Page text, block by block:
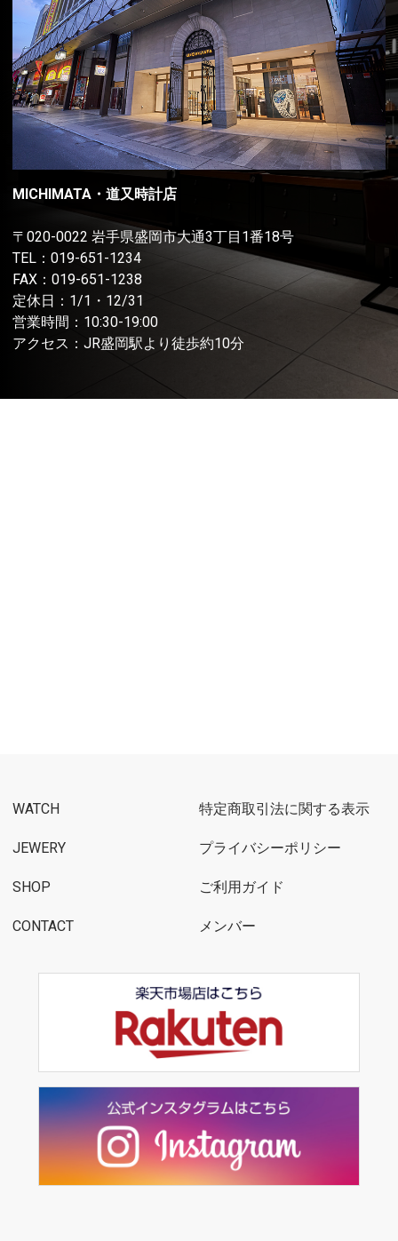
MICHIMATA・道又時計店
〒020-0022 岩手県盛岡市大通3丁目1番18号
TEL： 019-651-1234
FAX：019-651-1238
定休日：1/1・12/31
営業時間：10:30-19:00
アクセス：JR盛岡駅より徒歩約10分
WATCH
JEWERY
SHOP
CONTACT
特定商取引法に関する表示
プライバシーポリシー
ご利用ガイド
メンバー